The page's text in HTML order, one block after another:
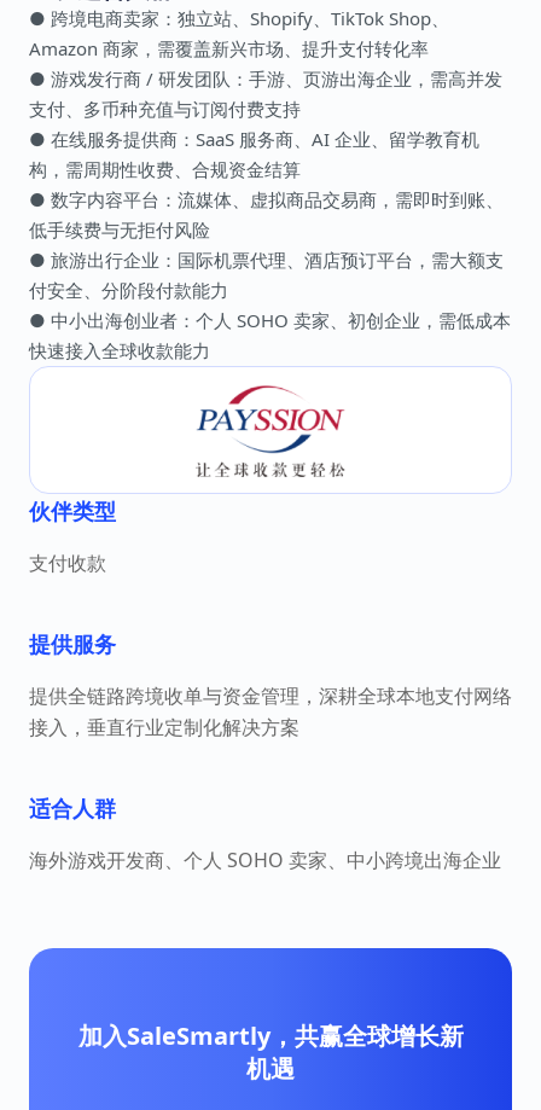
● 跨境电商卖家：独立站、Shopify、TikTok Shop、
Amazon 商家，需覆盖新兴市场、提升支付转化率
● 游戏发行商 / 研发团队：手游、页游出海企业，需高并发
支付、多币种充值与订阅付费支持
● 在线服务提供商：SaaS 服务商、AI 企业、留学教育机
构，需周期性收费、合规资金结算
● 数字内容平台：流媒体、虚拟商品交易商，需即时到账、
低手续费与无拒付风险
● 旅游出行企业：国际机票代理、酒店预订平台，需大额支
付安全、分阶段付款能力
● 中小出海创业者：个人 SOHO 卖家、初创企业，需低成本
快速接入全球收款能力
伙伴类型
支付收款
提供服务
提供全链路跨境收单与资金管理，深耕全球本地支付网络
接入，垂直行业定制化解决方案
适合人群
海外游戏开发商、个人 SOHO 卖家、中小跨境出海企业
加入SaleSmartly，共赢全球增长新
机遇